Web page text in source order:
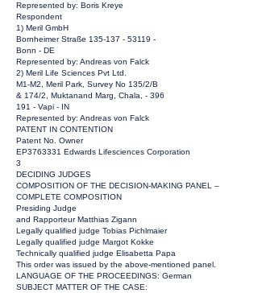
Represented by: Boris Kreye
Respondent
1) Meril GmbH
Bornheimer Straße 135-137 - 53119 -
Bonn - DE
Represented by: Andreas von Falck
2) Meril Life Sciences Pvt Ltd.
M1-M2, Meril Park, Survey No 135/2/B
& 174/2, Muktanand Marg, Chala, - 396
191 - Vapi - IN
Represented by: Andreas von Falck
PATENT IN CONTENTION
Patent No. Owner
EP3763331 Edwards Lifesciences Corporation
3
DECIDING JUDGES
COMPOSITION OF THE DECISION-MAKING PANEL –
COMPLETE COMPOSITION
Presiding Judge
and Rapporteur Matthias Zigann
Legally qualified judge Tobias Pichlmaier
Legally qualified judge Margot Kokke
Technically qualified judge Elisabetta Papa
This order was issued by the above-mentioned panel.
LANGUAGE OF THE PROCEEDINGS: German
SUBJECT MATTER OF THE CASE: